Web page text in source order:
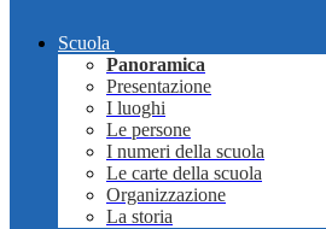
Scuola
Panoramica
Presentazione
I luoghi
Le persone
I numeri della scuola
Le carte della scuola
Organizzazione
La storia